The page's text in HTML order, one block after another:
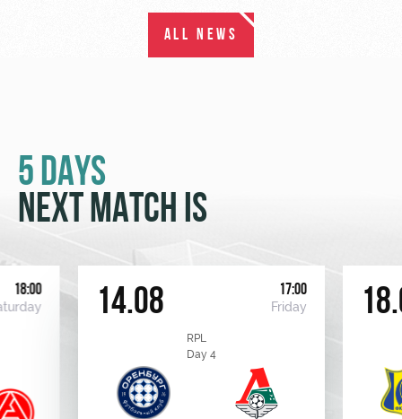
ALL NEWS
5 DAYS
NEXT MATCH IS
18:00 14.08 17:00
Friday
RPL
Day 4